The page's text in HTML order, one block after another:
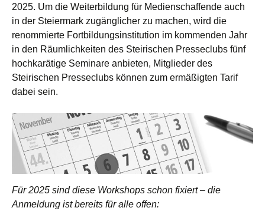
2025. Um die Weiterbildung für Medienschaffende auch
in der Steiermark zugänglicher zu machen, wird die
renommierte Fortbildungsinstitution im kommenden Jahr
in den Räumlichkeiten des Steirischen Presseclubs fünf
hochkarätige Seminare anbieten, Mitglieder des
Steirischen Presseclubs können zum ermäßigten Tarif
dabei sein.
Für 2025 sind diese Workshops schon fixiert – die
Anmeldung ist bereits für alle offen: